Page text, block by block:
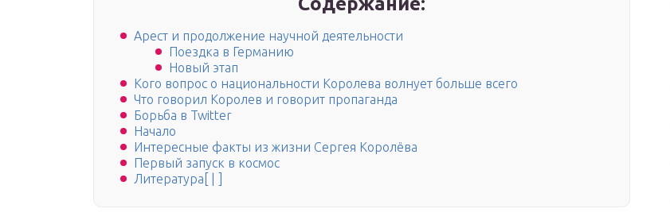
Арест и продолжение научной деятельности
Поездка в Германию
Новый этап
Кого вопрос о национальности Королева волнует больше всего
Что говорил Королев и говорит пропаганда
Борьба в Twitter
Начало
Интересные факты из жизни Сергея Королёва
Первый запуск в космос
Литература[ | ]